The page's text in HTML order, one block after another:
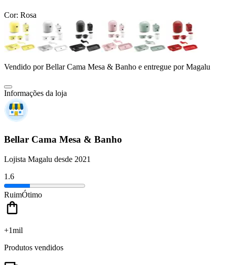
Cor: Rosa
Vendido porBellar Cama Mesa & Banho e entregue por Magalu
Informações da loja
Bellar Cama Mesa & Banho
Lojista Magalu desde 2021
1.6
RuimÓtimo
+1mil
Produtos vendidos